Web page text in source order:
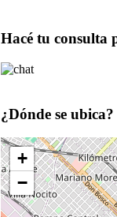
Hacé tu consulta
¿Dónde se ubica?
+
−